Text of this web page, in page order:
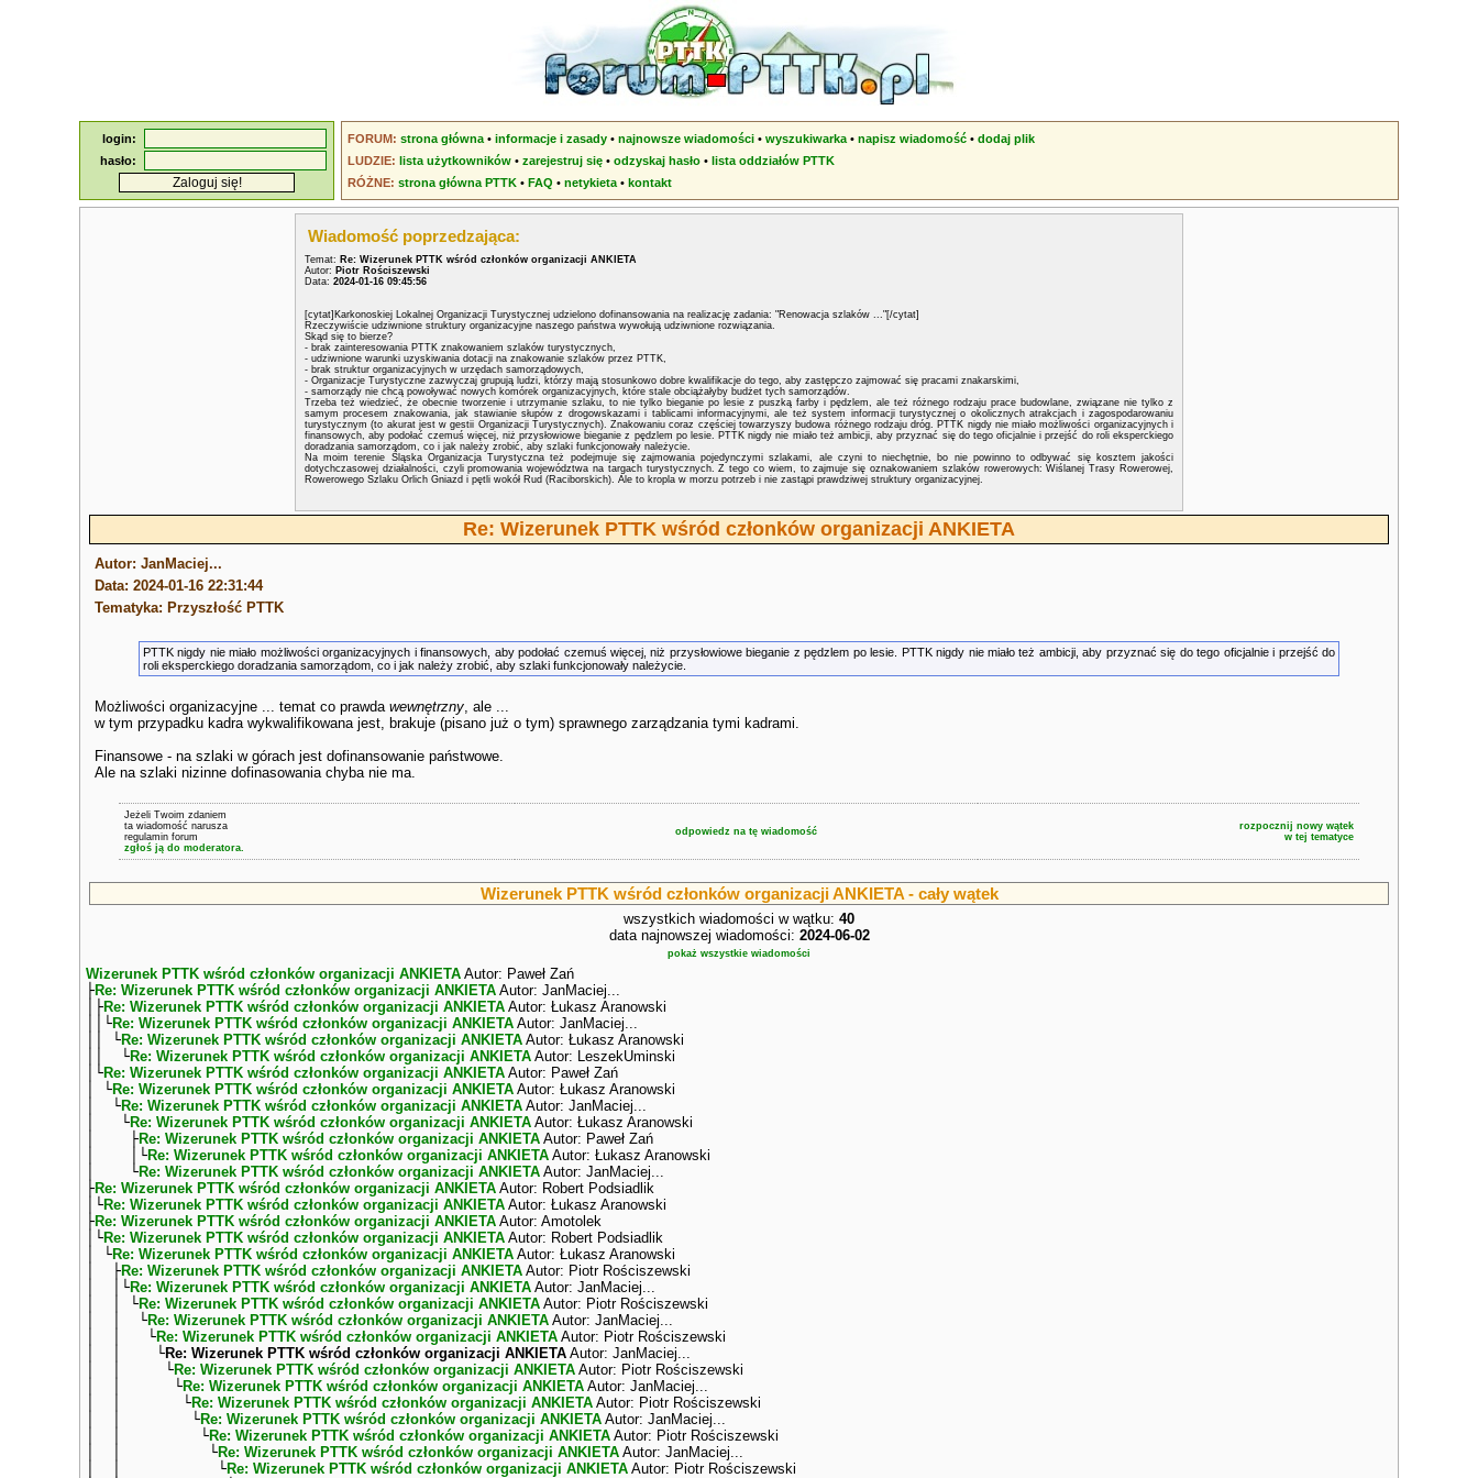
login:
hasło:
FORUM: strona główna • informacje i zasady • najnowsze wiadomości • wyszukiwarka • napisz wiadomość • dodaj plik
LUDZIE: lista użytkowników • zarejestruj się • odzyskaj hasło • lista oddziałów PTTK
RÓŻNE: strona główna PTTK • FAQ • netykieta • kontakt
Wiadomość poprzedzająca:
Temat: Re: Wizerunek PTTK wśród członków organizacji ANKIETA
Autor: Piotr Rościszewski
Data: 2024-01-16 09:45:56
[cytat]Karkonoskiej Lokalnej Organizacji Turystycznej udzielono dofinansowania na realizację zadania: "Renowacja szlaków ..."[/cytat]
Rzeczywiście udziwnione struktury organizacyjne naszego państwa wywołują udziwnione rozwiązania.
Skąd się to bierze?
- brak zainteresowania PTTK znakowaniem szlaków turystycznych,
- udziwnione warunki uzyskiwania dotacji na znakowanie szlaków przez PTTK,
- brak struktur organizacyjnych w urzędach samorządowych,
- Organizacje Turystyczne zazwyczaj grupują ludzi, którzy mają stosunkowo dobre kwalifikacje do tego, aby zastępczo zajmować się pracami znakarskimi,
- samorządy nie chcą powoływać nowych komórek organizacyjnych, które stale obciążałyby budżet tych samorządów.
Trzeba też wiedzieć, że obecnie tworzenie i utrzymanie szlaku, to nie tylko bieganie po lesie z puszką farby i pędzlem, ale też różnego rodzaju prace budowlane, związane nie tylko z
samym procesem znakowania, jak stawianie słupów z drogowskazami i tablicami informacyjnymi, ale też system informacji turystycznej o okolicznych atrakcjach i zagospodarowaniu
turystycznym (to akurat jest w gestii Organizacji Turystycznych). Znakowaniu coraz częściej towarzyszy budowa różnego rodzaju dróg. PTTK nigdy nie miało możliwości organizacyjnych i
finansowych, aby podołać czemuś więcej, niż przysłowiowe bieganie z pędzlem po lesie. PTTK nigdy nie miało też ambicji, aby przyznać się do tego oficjalnie i przejść do roli eksperckiego
doradzania samorządom, co i jak należy zrobić, aby szlaki funkcjonowały należycie.
Na moim terenie Śląska Organizacja Turystyczna też podejmuje się zajmowania pojedynczymi szlakami, ale czyni to niechętnie, bo nie powinno to odbywać się kosztem jakości
dotychczasowej działalności, czyli promowania województwa na targach turystycznych. Z tego co wiem, to zajmuje się oznakowaniem szlaków rowerowych: Wiślanej Trasy Rowerowej,
Rowerowego Szlaku Orlich Gniazd i pętli wokół Rud (Raciborskich). Ale to kropla w morzu potrzeb i nie zastąpi prawdziwej struktury organizacyjnej.
Re: Wizerunek PTTK wśród członków organizacji ANKIETA
Autor: JanMaciej...
Data: 2024-01-16 22:31:44
Tematyka: Przyszłość PTTK
PTTK nigdy nie miało możliwości organizacyjnych i finansowych, aby podołać czemuś więcej, niż przysłowiowe bieganie z pędzlem po lesie. PTTK nigdy nie miało też ambicji, aby przyznać się do tego oficjalnie i przejść do
roli eksperckiego doradzania samorządom, co i jak należy zrobić, aby szlaki funkcjonowały należycie.
Możliwości organizacyjne ... temat co prawda wewnętrzny, ale ...
w tym przypadku kadra wykwalifikowana jest, brakuje (pisano już o tym) sprawnego zarządzania tymi kadrami.
Finansowe - na szlaki w górach jest dofinansowanie państwowe.
Ale na szlaki nizinne dofinasowania chyba nie ma.
Jeżeli Twoim zdaniem
ta wiadomość narusza
regulamin forum
zgłoś ją do moderatora.
odpowiedz na tę wiadomość
rozpocznij nowy wątek
w tej tematyce
Wizerunek PTTK wśród członków organizacji ANKIETA - cały wątek
wszystkich wiadomości w wątku: 40
data najnowszej wiadomości: 2024-06-02
pokaż wszystkie wiadomości
Wizerunek PTTK wśród członków organizacji ANKIETA Autor: Paweł Zań
├Re: Wizerunek PTTK wśród członków organizacji ANKIETA Autor: JanMaciej...
│├Re: Wizerunek PTTK wśród członków organizacji ANKIETA Autor: Łukasz Aranowski
││└Re: Wizerunek PTTK wśród członków organizacji ANKIETA Autor: JanMaciej...
││ └Re: Wizerunek PTTK wśród członków organizacji ANKIETA Autor: Łukasz Aranowski
││ └Re: Wizerunek PTTK wśród członków organizacji ANKIETA Autor: LeszekUminski
│└Re: Wizerunek PTTK wśród członków organizacji ANKIETA Autor: Paweł Zań
│ └Re: Wizerunek PTTK wśród członków organizacji ANKIETA Autor: Łukasz Aranowski
│ └Re: Wizerunek PTTK wśród członków organizacji ANKIETA Autor: JanMaciej...
│ └Re: Wizerunek PTTK wśród członków organizacji ANKIETA Autor: Łukasz Aranowski
│ ├Re: Wizerunek PTTK wśród członków organizacji ANKIETA Autor: Paweł Zań
│ │└Re: Wizerunek PTTK wśród członków organizacji ANKIETA Autor: Łukasz Aranowski
│ └Re: Wizerunek PTTK wśród członków organizacji ANKIETA Autor: JanMaciej...
├Re: Wizerunek PTTK wśród członków organizacji ANKIETA Autor: Robert Podsiadlik
│└Re: Wizerunek PTTK wśród członków organizacji ANKIETA Autor: Łukasz Aranowski
├Re: Wizerunek PTTK wśród członków organizacji ANKIETA Autor: Amotolek
│└Re: Wizerunek PTTK wśród członków organizacji ANKIETA Autor: Robert Podsiadlik
│ └Re: Wizerunek PTTK wśród członków organizacji ANKIETA Autor: Łukasz Aranowski
│ ├Re: Wizerunek PTTK wśród członków organizacji ANKIETA Autor: Piotr Rościszewski
│ │└Re: Wizerunek PTTK wśród członków organizacji ANKIETA Autor: JanMaciej...
│ │ └Re: Wizerunek PTTK wśród członków organizacji ANKIETA Autor: Piotr Rościszewski
│ │ └Re: Wizerunek PTTK wśród członków organizacji ANKIETA Autor: JanMaciej...
│ │ └Re: Wizerunek PTTK wśród członków organizacji ANKIETA Autor: Piotr Rościszewski
│ │ └Re: Wizerunek PTTK wśród członków organizacji ANKIETA Autor: JanMaciej...
│ │ └Re: Wizerunek PTTK wśród członków organizacji ANKIETA Autor: Piotr Rościszewski
│ │ └Re: Wizerunek PTTK wśród członków organizacji ANKIETA Autor: JanMaciej...
│ │ └Re: Wizerunek PTTK wśród członków organizacji ANKIETA Autor: Piotr Rościszewski
│ │ └Re: Wizerunek PTTK wśród członków organizacji ANKIETA Autor: JanMaciej...
│ │ └Re: Wizerunek PTTK wśród członków organizacji ANKIETA Autor: Piotr Rościszewski
│ │ └Re: Wizerunek PTTK wśród członków organizacji ANKIETA Autor: JanMaciej...
│ │ └Re: Wizerunek PTTK wśród członków organizacji ANKIETA Autor: Piotr Rościszewski